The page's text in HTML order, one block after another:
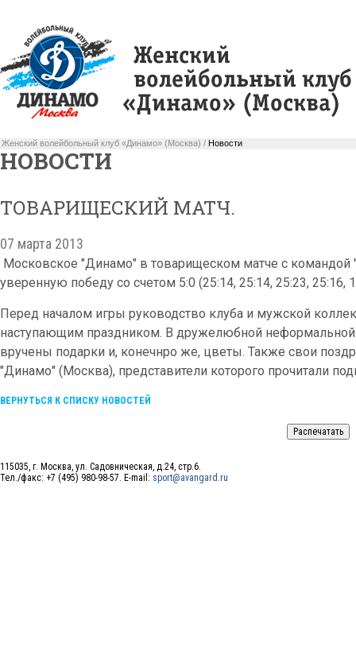
Женский волейбольный клуб «Динамо» (Москва) / Новости
НОВОСТИ
ТОВАРИЩЕСКИЙ МАТЧ.
07 марта 2013
Московское "Динамо" в товарищеском матче с командой
уверенную победу со счетом 5:0 (25:14, 25:14, 25:23, 25:16,
Перед началом игры руководство клуба и мужской
наступающим праздником. В дружелюбной неформальной
вручены подарки и, конечнро же, цветы. Также свои
"Динамо" (Москва), представители которого прочитали
ВЕРНУТЬСЯ К СПИСКУ НОВОСТЕЙ
115035, г. Москва, ул. Садовническая, д.24, стр.6.
Тел./факс: +7 (495) 980-98-57. E-mail: sport@avangard.ru